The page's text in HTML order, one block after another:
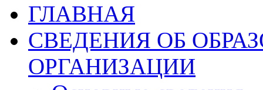
ГЛАВНАЯ
СВЕДЕНИЯ ОБ
ОРГАНИЗАЦИИ